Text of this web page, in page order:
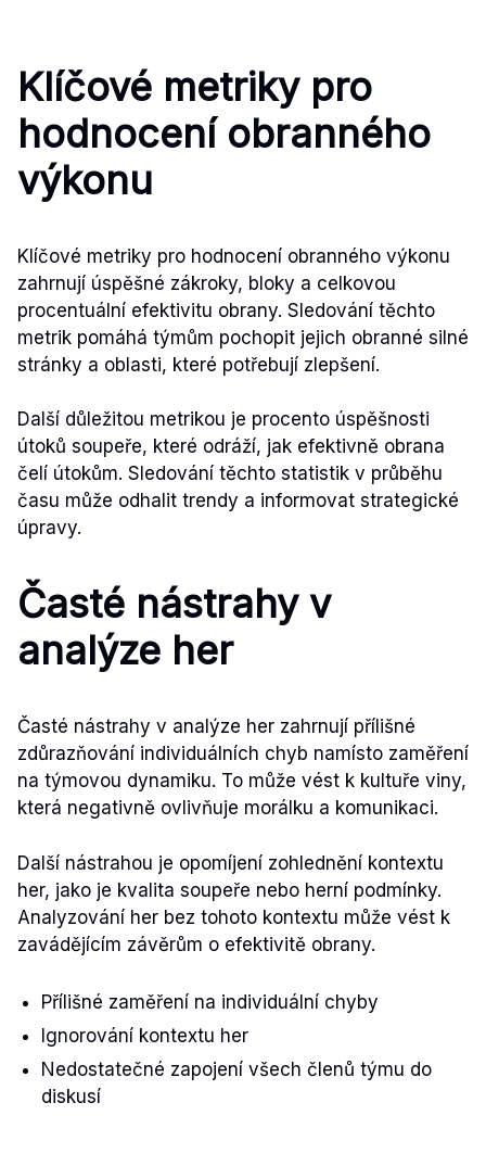
Klíčové metriky pro
hodnocení obranného
výkonu
Klíčové metriky pro hodnocení obranného výkonu
zahrnují úspěšné zákroky, bloky a celkovou
procentuální efektivitu obrany. Sledování těchto
metrik pomáhá týmům pochopit jejich obranné silné
stránky a oblasti, které potřebují zlepšení.
Další důležitou metrikou je procento úspěšnosti
útoků soupeře, které odráží, jak efektivně obrana
čelí útokům. Sledování těchto statistik v průběhu
času může odhalit trendy a informovat strategické
úpravy.
Časté nástrahy v
analýze her
Časté nástrahy v analýze her zahrnují přílišné
zdůrazňování individuálních chyb namísto zaměření
na týmovou dynamiku. To může vést k kultuře viny,
která negativně ovlivňuje morálku a komunikaci.
Další nástrahou je opomíjení zohlednění kontextu
her, jako je kvalita soupeře nebo herní podmínky.
Analyzování her bez tohoto kontextu může vést k
zavádějícím závěrům o efektivitě obrany.
Přílišné zaměření na individuální chyby
Ignorování kontextu her
Nedostatečné zapojení všech členů týmu do
diskusí